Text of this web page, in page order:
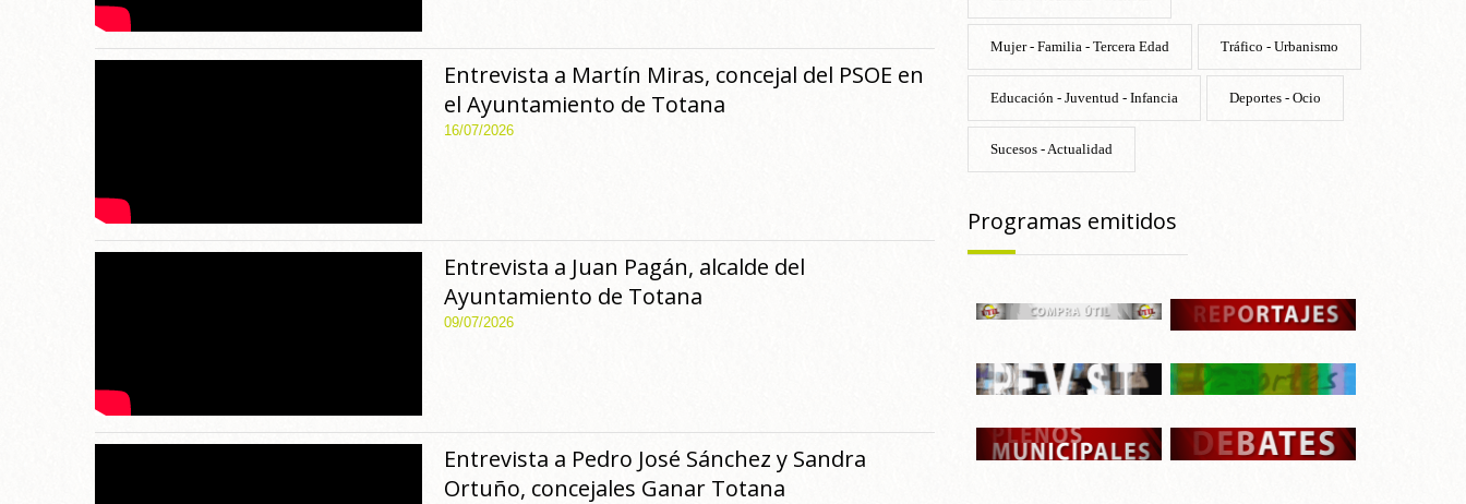
Entrevista a Martín Miras, concejal del PSOE en
el Ayuntamiento de Totana
16/07/2026
Entrevista a Juan Pagán, alcalde del
Ayuntamiento de Totana
09/07/2026
Entrevista a Pedro José Sánchez y Sandra
Ortuño, concejales Ganar Totana
Mujer - Familia - Tercera Edad Tráfico - Urbanismo
Educación - Juventud - Infancia Deportes - Ocio
Sucesos - Actualidad
Programas emitidos